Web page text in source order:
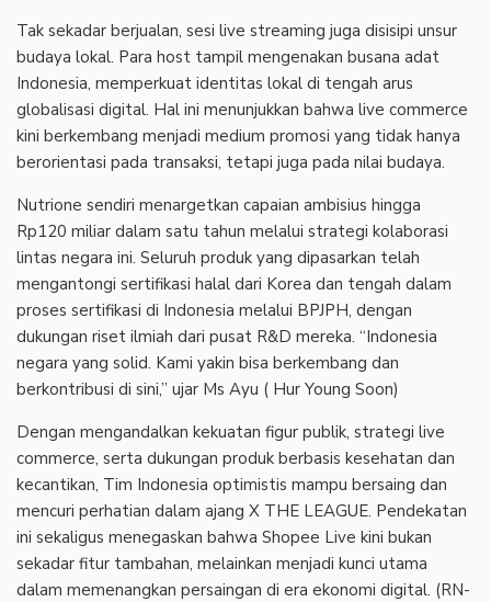
Tak sekadar berjualan, sesi live streaming juga disisipi unsur
budaya lokal. Para host tampil mengenakan busana adat
Indonesia, memperkuat identitas lokal di tengah arus
globalisasi digital. Hal ini menunjukkan bahwa live commerce
kini berkembang menjadi medium promosi yang tidak hanya
berorientasi pada transaksi, tetapi juga pada nilai budaya.
Nutrione sendiri menargetkan capaian ambisius hingga
Rp120 miliar dalam satu tahun melalui strategi kolaborasi
lintas negara ini. Seluruh produk yang dipasarkan telah
mengantongi sertifikasi halal dari Korea dan tengah dalam
proses sertifikasi di Indonesia melalui BPJPH, dengan
dukungan riset ilmiah dari pusat R&D mereka. “Indonesia
negara yang solid. Kami yakin bisa berkembang dan
berkontribusi di sini,” ujar Ms Ayu ( Hur Young Soon)
Dengan mengandalkan kekuatan figur publik, strategi live
commerce, serta dukungan produk berbasis kesehatan dan
kecantikan, Tim Indonesia optimistis mampu bersaing dan
mencuri perhatian dalam ajang X THE LEAGUE. Pendekatan
ini sekaligus menegaskan bahwa Shopee Live kini bukan
sekadar fitur tambahan, melainkan menjadi kunci utama
dalam memenangkan persaingan di era ekonomi digital. (RN-